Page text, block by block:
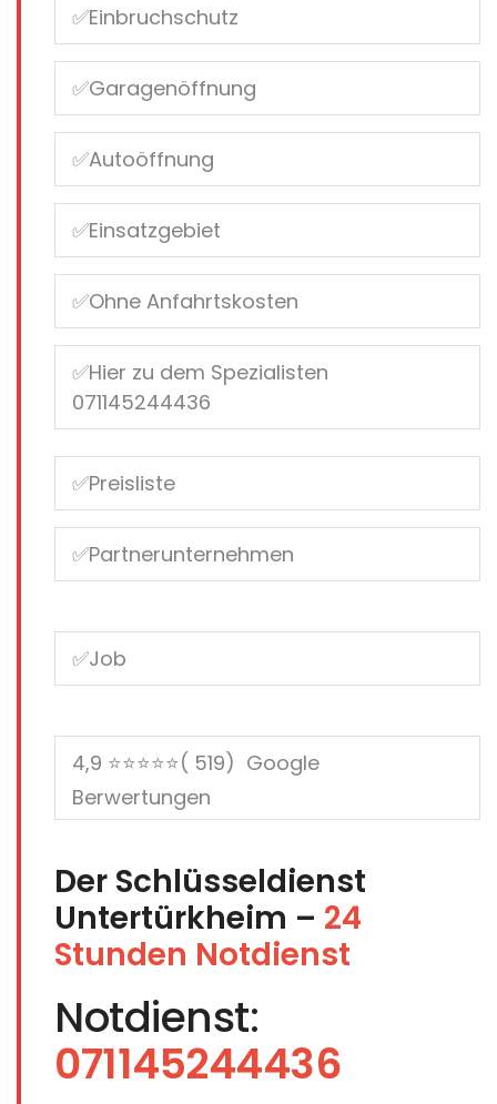
Der Schlüsseldienst
Untertürkheim – 24
Stunden Notdienst
Notdienst:
071145244436